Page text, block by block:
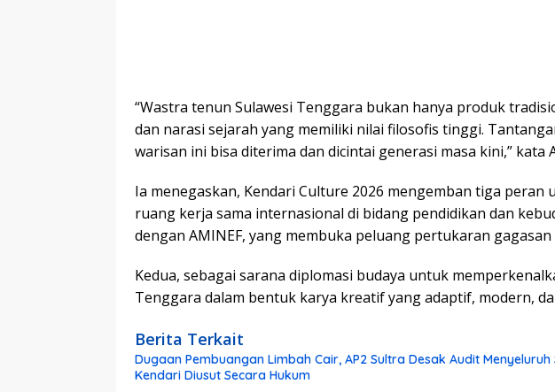
“Wastra tenun Sulawesi Tenggara bukan hanya produk
dan narasi sejarah yang memiliki nilai filosofis tinggi.
warisan ini bisa diterima dan dicintai generasi masa kini,” kata
Ia menegaskan, Kendari Culture 2026 mengemban tiga peran
ruang kerja sama internasional di bidang pendidikan dan
dengan AMINEF, yang membuka peluang pertukaran
Kedua, sebagai sarana diplomasi budaya untuk
Tenggara dalam bentuk karya kreatif yang adaptif, modern,
Berita Terkait
Dugaan Pembuangan Limbah Cair, AP2 Sultra Desak Audit Menyeluruh
Kendari Diusut Secara Hukum